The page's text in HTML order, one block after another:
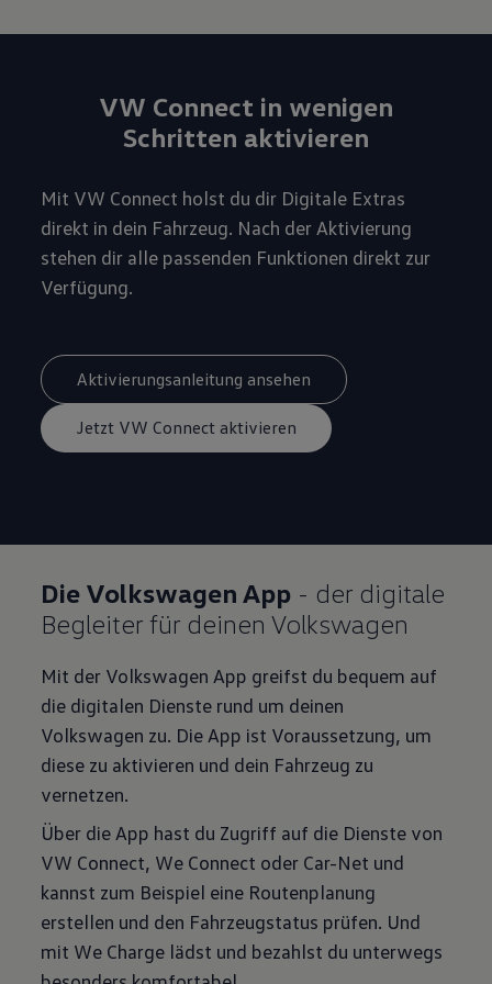
VW Connect in wenigen
Schritten aktivieren
Mit VW Connect holst du dir Digitale Extras
direkt in dein Fahrzeug. Nach der Aktivierung
stehen dir alle passenden Funktionen direkt zur
Verfügung.
Aktivierungsanleitung ansehen
Jetzt VW Connect aktivieren
Die Volkswagen App - der digitale
Begleiter für deinen Volkswagen
Mit der Volkswagen App greifst du bequem auf
die digitalen Dienste rund um deinen
Volkswagen zu. Die App ist Voraussetzung, um
diese zu aktivieren und dein Fahrzeug zu
vernetzen.
Über die App hast du Zugriff auf die Dienste von
VW Connect, We Connect oder Car-Net und
kannst zum Beispiel eine Routenplanung
erstellen und den Fahrzeugstatus prüfen. Und
mit We Charge lädst und bezahlst du unterwegs